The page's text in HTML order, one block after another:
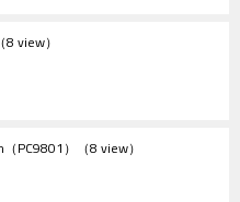
（8 view）
PC9801） （8 view）